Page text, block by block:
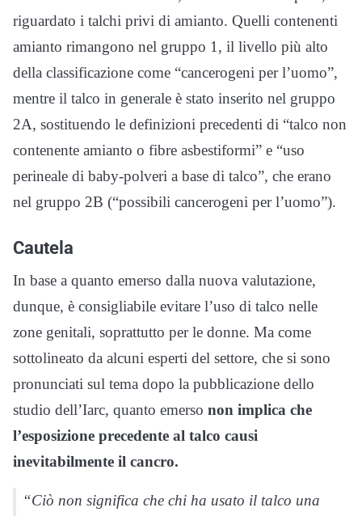
riguardato i talchi privi di amianto. Quelli contenenti
amianto rimangono nel gruppo 1, il livello più alto
della classificazione come “cancerogeni per l’uomo”,
mentre il talco in generale è stato inserito nel gruppo
2A, sostituendo le definizioni precedenti di “talco non
contenente amianto o fibre asbestiformi” e “uso
perineale di baby-polveri a base di talco”, che erano
nel gruppo 2B (“possibili cancerogeni per l’uomo”).
Cautela
In base a quanto emerso dalla nuova valutazione,
dunque, è consigliabile evitare l’uso di talco nelle
zone genitali, soprattutto per le donne. Ma come
sottolineato da alcuni esperti del settore, che si sono
pronunciati sul tema dopo la pubblicazione dello
studio dell’Iarc, quanto emerso non implica che
l’esposizione precedente al talco causi
inevitabilmente il cancro.
“Ciò non significa che chi ha usato il talco una